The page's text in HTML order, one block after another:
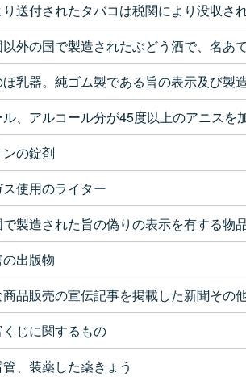
送付されたタバコは税関により没収され
外の国で製造されたぶどう酒で、名あ
乳器。純ゴム製である旨の表示及び製
、アルコール分が45度以上のアニスを
の錠剤
使用のライター
製造された旨の偽りの表示を有する物
出版物
品販売の宣伝記事を掲載した新聞その
じに関するもの
、装薬した薬きょう